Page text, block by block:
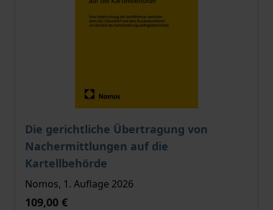
Die gerichtliche Übertragung von
Nachermittlungen auf die
Kartellbehörde
Der Preis dieses Titels richtet sich nach der
Nomos, 1. Auflage 2026
109,00 €